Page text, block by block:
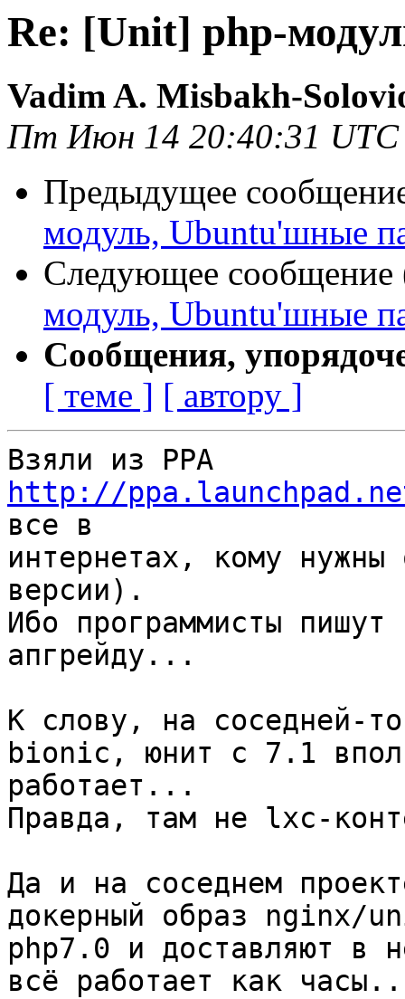
Re: [Unit] php-
Vadim A. Misbakh-
Пт Июн 14 20:40:31 UTC
Предыдущее
модуль, Ubuntu'шные
Следующее сообщение
модуль, Ubuntu'шные
Сообщения,
[ теме ] [ автору ]
http://
все в
интернетах, кому нужны
версии).
Ибо программисты
апгрейду...
К слову, на соседней-
bionic, юнит с 7.1
работает...
Правда, там не lxc-
Да и на соседнем
докерный образ nginx/
php7.0 и доставляют
всё работает как